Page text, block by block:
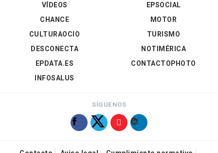
VÍDEOS
EPSOCIAL
CHANCE
CULTURAOCIO
DESCONECTA
EPDATA.ES
INFOSALUS
MOTOR
TURISMO
NOTIMÉRICA
CONTACTOPHOTO
SÍGUENOS